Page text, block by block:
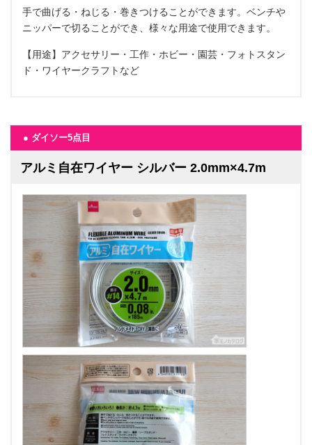
手で曲げる・ねじる・巻きつけることができます。ベンチや
ニッパーで切ることができ、様々な用途で使用できます。
【用途】アクセサリー・工作・ホビー・園芸・フォトスタン
ド・ワイヤークラフトなど
● ダイソー5点目
アルミ自在ワイヤー シルバー 2.0mm×4.7m